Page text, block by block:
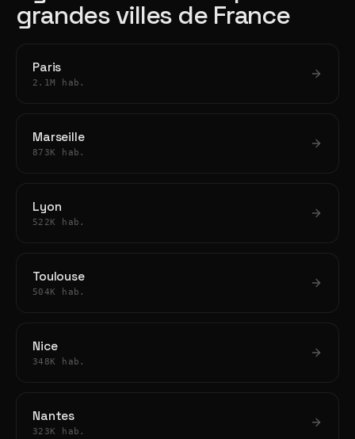
grandes villes de France
Paris
2.1M hab.
Marseille
873K hab.
Lyon
522K hab.
Toulouse
504K hab.
Nice
348K hab.
Nantes
323K hab.